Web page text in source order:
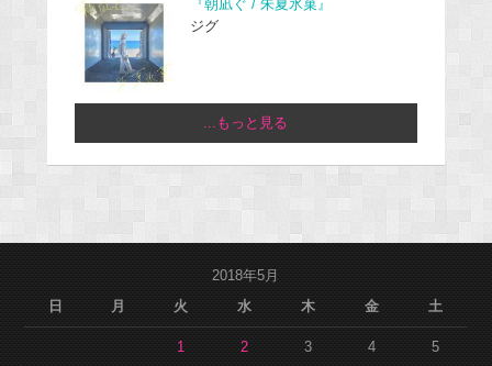
『朝凪ぐ / 朱夏氷菓』
ジグ
...もっと見る
2018年5月
日
月 火 水 木 金 土
1 2 3 4 5